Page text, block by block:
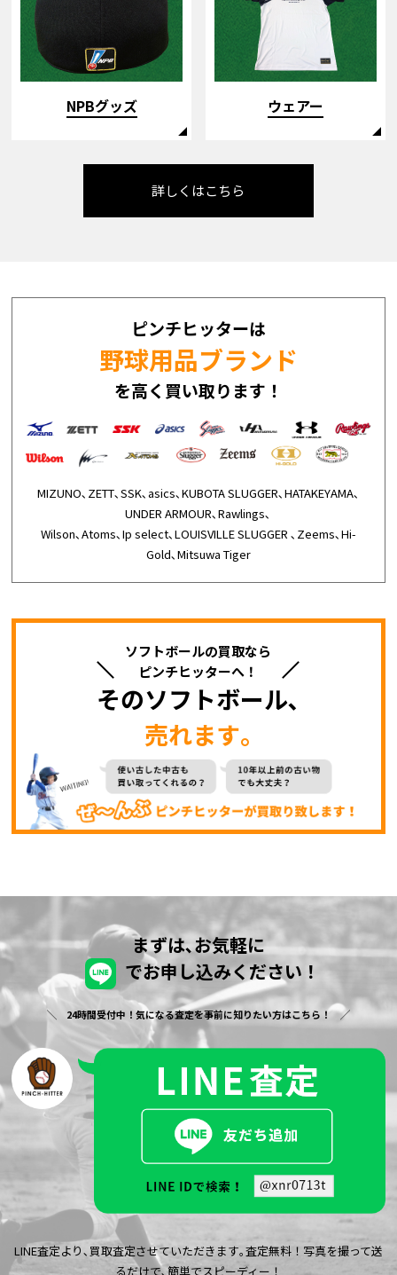
NPBグッズ ウェアー
詳しくはこちら
ピンチヒッターは
野球用品ブランド
を高く買い取ります！
MIZUNO､ZETT､SSK､asics､KUBOTA SLUGGER､HATAKEYAMA､
UNDER ARMOUR､Rawlings､
Wilson､Atoms､Ip select､LOUISVILLE SLUGGER ､Zeems､Hi-
Gold､Mitsuwa Tiger
ソフトボールの買取なら
ピンチヒッターへ！
そのソフトボール､
売れます｡
まずは､お気軽に
でお申し込みください！
24時間受付中！気になる査定を事前に知りたい方はこちら！
LINE査定より､買取査定させていただきます｡査定無料！写真を撮って送
るだけで､簡単でスピーディー！